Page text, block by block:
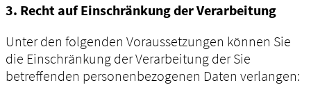
3. Recht auf Einschränkung der Verarbeitung
Unter den folgenden Voraussetzungen können Sie
die Einschränkung der Verarbeitung der Sie
betreffenden personenbezogenen Daten verlangen: